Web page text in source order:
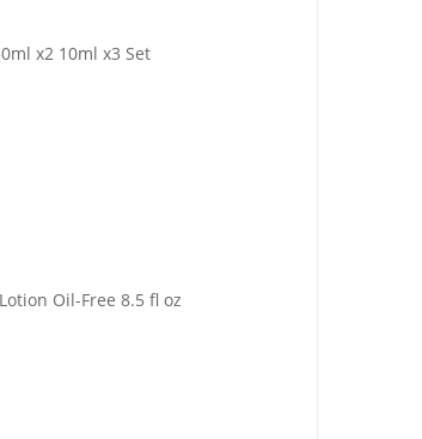
x2 10ml x3 Set
Oil-Free 8.5 fl oz